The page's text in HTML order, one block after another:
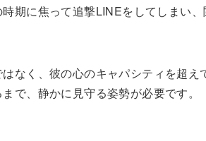
期に焦って追撃LINEをしてしまい
なく、彼の心のキャパシティを超え
で、静かに見守る姿勢が必要です。